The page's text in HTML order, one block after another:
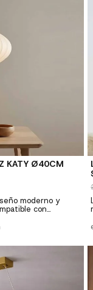
KATY Ø40CM
moderno y
con
y herrajes